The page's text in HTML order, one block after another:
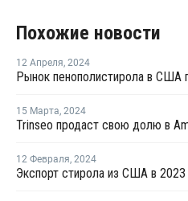
Похожие новости
12 Апреля, 2024
15 Марта, 2024
Trinseo продаст свою долю в
12 Февраля, 2024
Экспорт стирола из США в 2023